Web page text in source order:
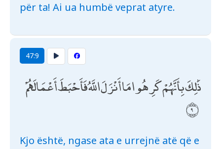
për ta! Ai ua humbë veprat atyre.
47:9
ذَٰلِكَ بِأَنَّهُمْ كَرِهُوا مَا أَنْزَلَ اللَّهُ فَأَحْبَطَ أَعْمَالَهُمْ
Kjo është, ngase ata e urrejnë atë që e